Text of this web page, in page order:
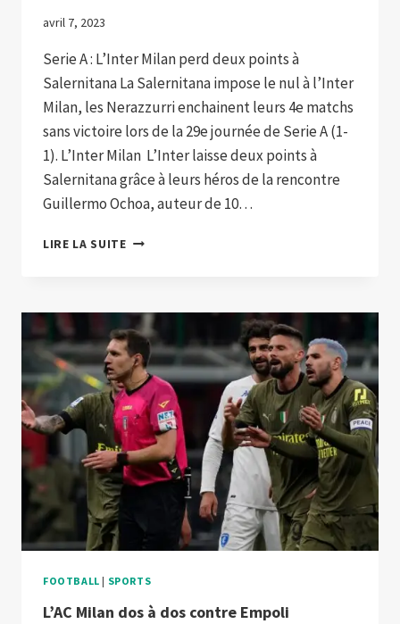
avril 7, 2023
Serie A : L’Inter Milan perd deux points à
Salernitana La Salernitana impose le nul à l’Inter
Milan, les Nerazzurri enchainent leurs 4e matchs
sans victoire lors de la 29e journée de Serie A (1-
1). L’Inter Milan L’Inter laisse deux points à
Salernitana grâce à leurs héros de la rencontre
Guillermo Ochoa, auteur de 10…
LIRE LA SUITELA
NUL
À
L’INTER
MILAN
FOOTBALL | SPORTS
L’AC Milan dos à dos contre Empoli